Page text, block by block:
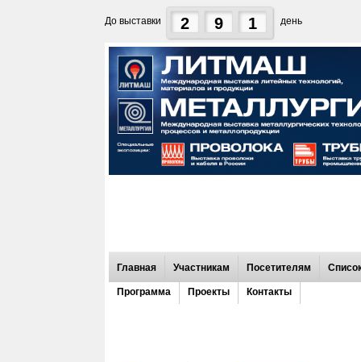
До выставки 2 9 1 день
Главная Участникам Посетителям
Программа Проекты Контакты